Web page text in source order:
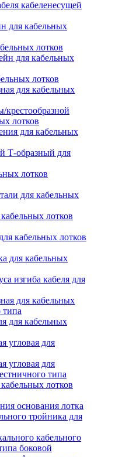
кабеленесущей
для кабельных
лотков
для кабельных
лотков
для кабельных
лотков
для кабельных
Т-образный для
лотков
для кабельных
лотков
кабельных лотков
для кабельных
изгиба кабеля для
для кабельных
типа
для кабельных
угловая для
угловая для
типа
лотков
основания лотка
тройника для
кабельного
боковой